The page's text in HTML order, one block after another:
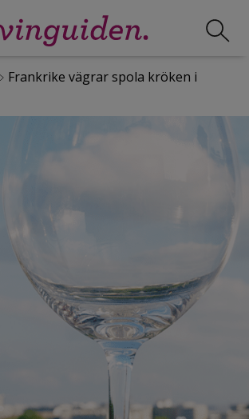
Frankrike vägrar spola kröken i